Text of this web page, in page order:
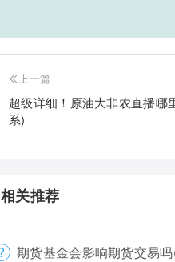
上一篇
超级详细！原油大非农直播哪
系)
相关推荐
期货基金会影响期货交易